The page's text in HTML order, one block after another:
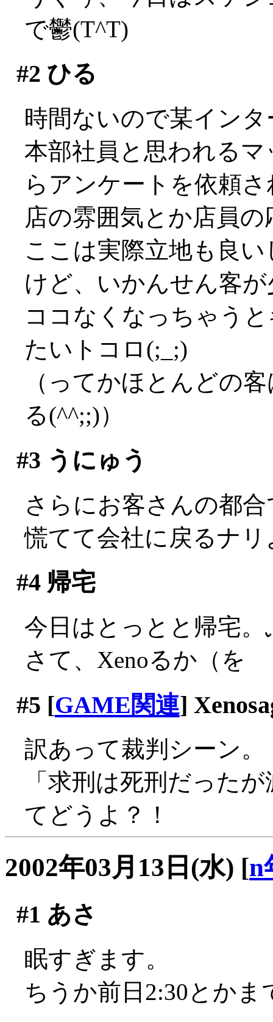
で鬱(T^T)
#2 ひる
時間ないので某イン
本部社員と思われる
らアンケートを依頼
店の雰囲気とか店員
ここは実際立地も良
けど、いかんせん客
ココなくなっちゃう
たいトコロ(;_;)
（ってかほとんどの
る(^^;;)）
#3 うにゅう
さらにお客さんの都
慌てて会社に戻るナリ
#4帰宅
今日はとっとと帰宅
さて、Xenoるか（を
#5 [GAME関連]
訳あって裁判シーン。
「求刑は死刑だった
てどうよ？！
2002年03月13日(水) [n
#1 あさ
眠すぎます。
ちうか前日2:30とか